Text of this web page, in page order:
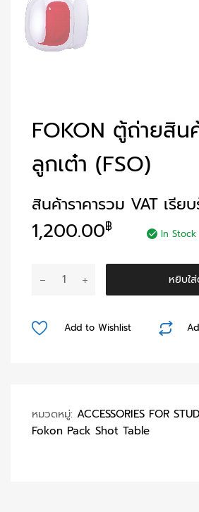
FOKON ตู้ถ่ายสิน
ลูกเต๋า (FSO)
สินค้าราคารวม VAT เรีย
1,200.00฿ In Stock
จำนวน
ถ่าย
หยิบใส่
Add to Wishlist
หมวดหมู่: ACCESSORIES FOR
Fokon Pack Shot Table